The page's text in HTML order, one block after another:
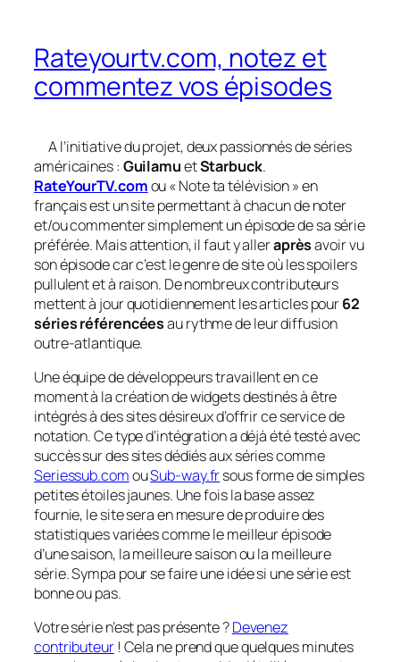
Rateyourtv.com, notez et
commentez vos épisodes
A l’initiative du projet, deux passionnés de séries
américaines : GuilamuetStarbuck.
RateYourTV.comou « Note ta télévision » en
français est un site permettant à chacun de noter
et/ou commenter simplement un épisode de sa série
préférée. Mais attention, il faut y alleraprèsavoir vu
son épisode car c’est le genre de site où lesspoilers
pullulent et à raison. De nombreux contributeurs
mettent à jour quotidiennement les articles pour62
séries référencéesau rythme de leur diffusion
outre-atlantique.
Une équipe de développeurs travaillent en ce
moment à la création dewidgetsdestinés à être
intégrés à des sites désireux d’offrir ce service de
notation. Ce type d’intégration a déjà été testé avec
succès sur des sites dédiés aux séries comme
Seriessub.comouSub-way.frsous forme de simples
petites étoiles jaunes. Une fois la base assez
fournie, le site sera en mesure de produire des
statistiques variées comme le meilleur épisode
d’une saison, la meilleure saison ou la meilleure
série. Sympa pour se faire une idée si une série est
bonne ou pas.
Votre série n’est pas présente ?Devenez
contributeur! Cela ne prend que quelques minutes